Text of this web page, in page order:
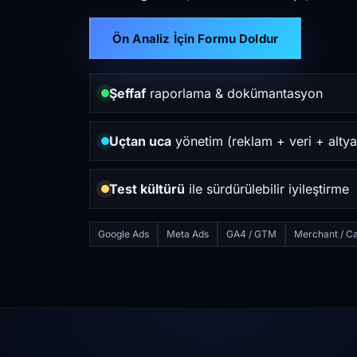
Ön Analiz İçin Formu Doldur
Şeffafraporlama & dokümantasyon
Uçtan uca yönetim (reklam + veri +
Test kültürü ile sürdürülebilir iyileştirme
Google Ads Meta Ads GA4 / GTM Merchant /